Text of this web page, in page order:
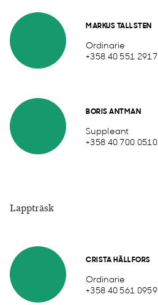
MARKUS TALLSTEN
Ordinarie
+358 40 551 2917
BORIS ANTMAN
Suppleant
+358 40 700 0510
Lappträsk
CRISTA HÄLLFORS
Ordinarie
+358 40 561 0959